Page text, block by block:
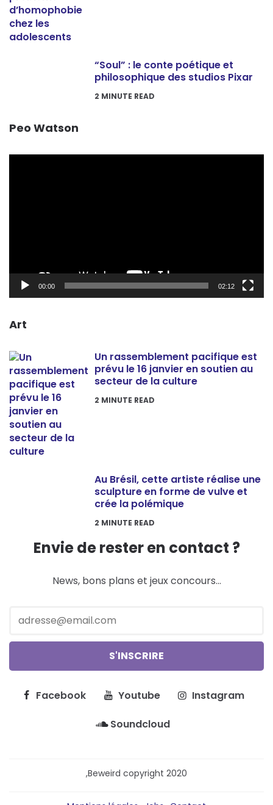
“Soul” : le conte poétique et
philosophique des studios Pixar
2 MINUTE READ
Peo Watson
00:00 02:12
Art
Un rassemblement pacifique est
prévu le 16 janvier en soutien au
secteur de la culture
2 MINUTE READ
Au Brésil, cette artiste réalise une
sculpture en forme de vulve et
crée la polémique
2 MINUTE READ
Envie de rester en contact ?
News, bons plans et jeux concours...
Facebook Youtube Instagram
Soundcloud
,Beweird copyright 2020